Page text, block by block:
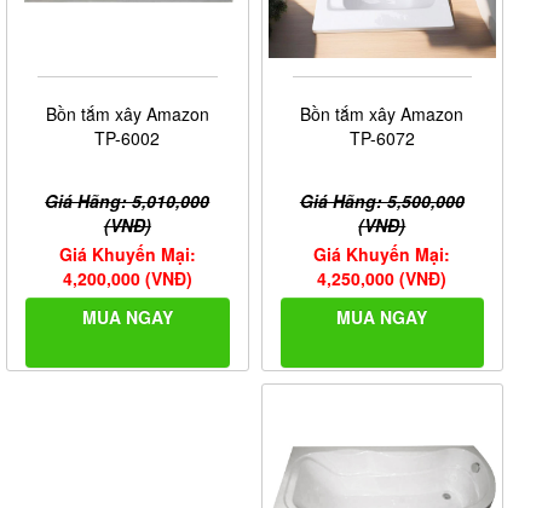
Bồn tắm xây Amazon
TP-6002
Giá Hãng: 5,010,000
(VNĐ)
Giá Khuyến Mại:
4,200,000 (VNĐ)
MUA NGAY
Bồn tắm xây Amazon
TP-6072
Giá Hãng: 5,500,000
(VNĐ)
Giá Khuyến Mại:
4,250,000 (VNĐ)
MUA NGAY